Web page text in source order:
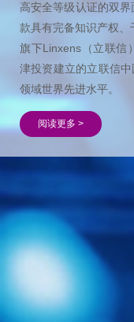
高安全等级认证的双
款具有完备知识产权
旗下Linxens（立联信
津投资建立的立联信
领域世界先进水平。
阅读更多 >